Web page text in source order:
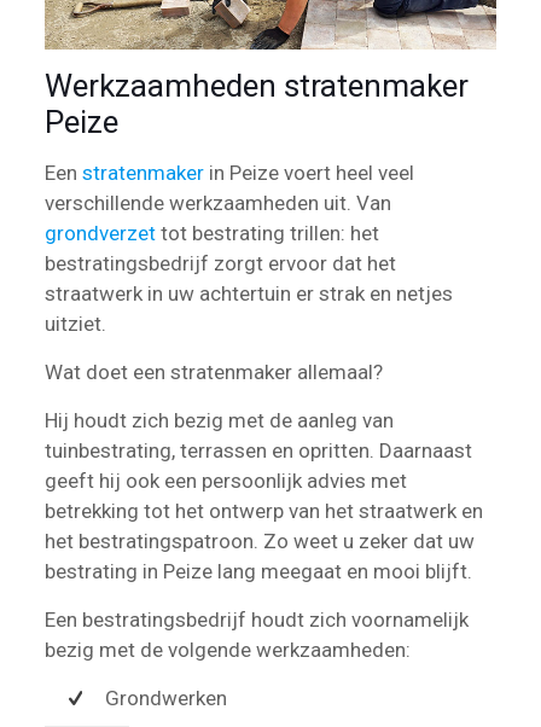
Werkzaamheden stratenmaker
Peize
Een stratenmakerin Peize voert heel veel
verschillende werkzaamheden uit. Van
grondverzettot bestrating trillen: het
bestratingsbedrijf zorgt ervoor dat het
straatwerk in uw achtertuin er strak en netjes
uitziet.
Wat doet een stratenmaker allemaal?
Hij houdt zich bezig met de aanleg van
tuinbestrating, terrassen en opritten. Daarnaast
geeft hij ook een persoonlijk advies met
betrekking tot het ontwerp van het straatwerk en
het bestratingspatroon. Zo weet u zeker dat uw
bestrating in Peize lang meegaat en mooi blijft.
Een bestratingsbedrijf houdt zich voornamelijk
bezig met de volgende werkzaamheden:
Grondwerken